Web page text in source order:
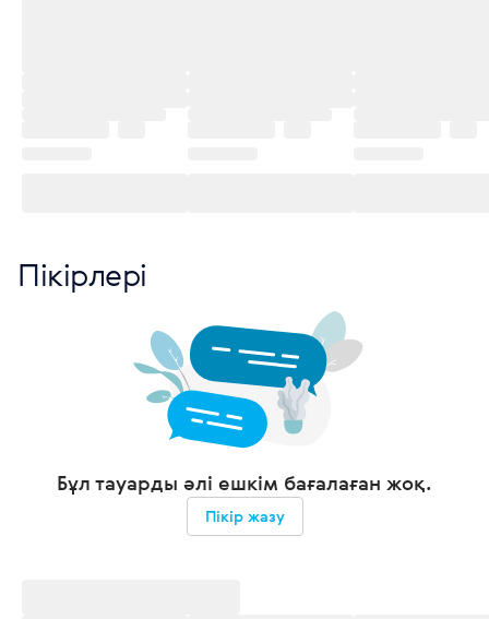
Пікірлері
Бұл тауарды әлі ешкім бағалаған жоқ.
Пікір жазу